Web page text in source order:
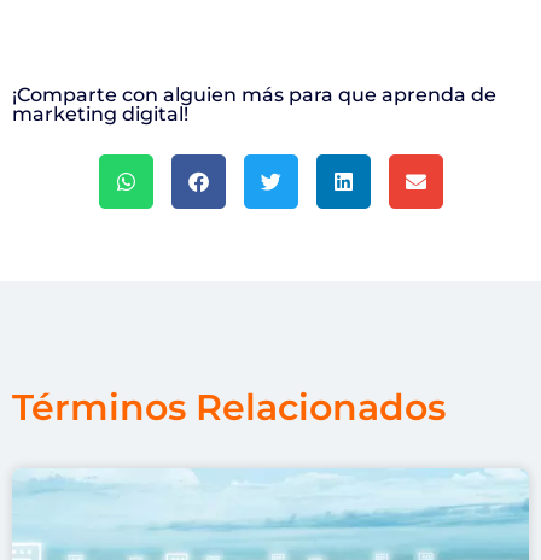
¡Comparte con alguien más para que aprenda de
marketing digital!
Términos Relacionados